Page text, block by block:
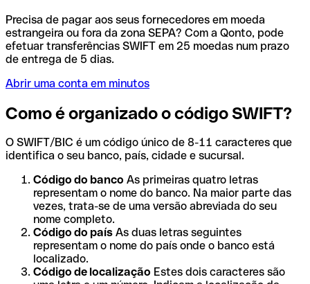
Precisa de pagar aos seus fornecedores em moeda
estrangeira ou fora da zona SEPA? Com a Qonto, pode
efetuar transferências SWIFT em 25 moedas num prazo
de entrega de 5 dias.
Abrir uma conta em minutos
Como é organizado o código SWIFT?
O SWIFT/BIC é um código único de 8-11 caracteres que
identifica o seu banco, país, cidade e sucursal.
Código do banco As primeiras quatro letras
representam o nome do banco. Na maior parte das
vezes, trata-se de uma versão abreviada do seu
nome completo.
Código do país As duas letras seguintes
representam o nome do país onde o banco está
localizado.
Código de localização Estes dois caracteres são